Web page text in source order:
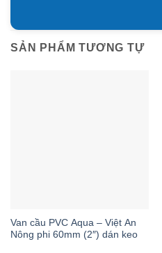
SẢN PHẨM TƯƠNG TỰ
Van cầu PVC Aqua – Việt An
Nông phi 60mm (2″) dán keo